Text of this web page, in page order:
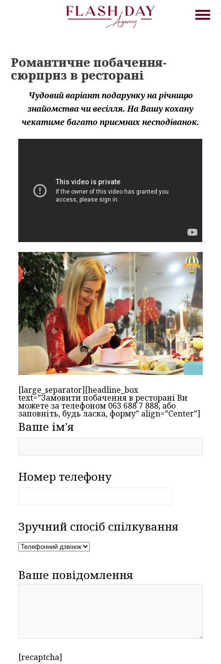
Романтичне побачення-
сюрприз в ресторані
Чудовий варіант подарунку на річницю
знайомства чи весілля. На Вашу кохану
чекатиме багато приємних несподіванок.
[large_separator][headline_box
text=”Замовити побачення в ресторані Ви
можете за телефоном 063 688 7 888, або
заповніть, будь ласка, форму” align=”Center”]
Ваше ім'я
Номер телефону
Зручний спосіб спілкування
Ваше повідомлення
[recaptcha]